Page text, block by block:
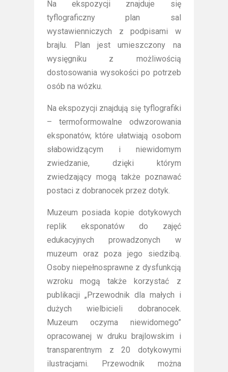
Na ekspozycji znajduje się
tyflograficzny plan sal
wystawienniczych z podpisami w
brajlu. Plan jest umieszczony na
wysięgniku z możliwością
dostosowania wysokości po potrzeb
osób na wózku.
Na ekspozycji znajdują się tyflografiki
– termoformowalne odwzorowania
eksponatów, które ułatwiają osobom
słabowidzącym i niewidomym
zwiedzanie, dzięki którym
zwiedzający mogą także poznawać
postaci z dobranocek przez dotyk.
Muzeum posiada kopie dotykowych
replik eksponatów do zajęć
edukacyjnych prowadzonych w
muzeum oraz poza jego siedzibą.
Osoby niepełnosprawne z dysfunkcją
wzroku mogą także korzystać z
publikacji „Przewodnik dla małych i
dużych wielbicieli dobranocek.
Muzeum oczyma niewidomego”
opracowanej w druku brajlowskim i
transparentnym z 20 dotykowymi
ilustracjami. Przewodnik można